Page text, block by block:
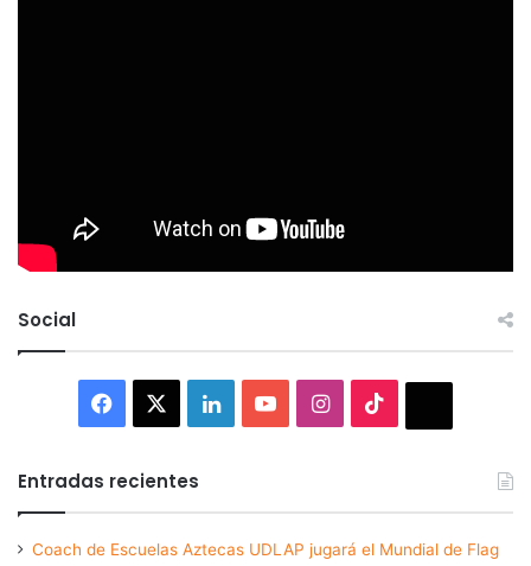
Social
Facebook LinkedInYouTubeInstagram
Entradas recientes
Coach de Escuelas Aztecas UDLAP jugará el Mundial de Flag